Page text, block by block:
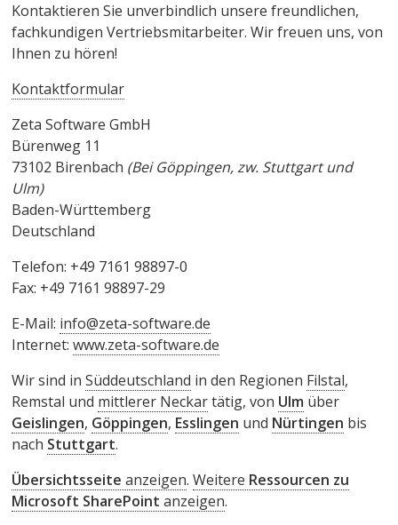
Kontaktieren Sie unverbindlich unsere freundlichen,
fachkundigen Vertriebsmitarbeiter. Wir freuen uns, von
Ihnen zu hören!
Kontaktformular
Zeta Software GmbH
Bürenweg 11
73102 Birenbach (Bei Göppingen, zw. Stuttgart und
Ulm)
Baden-Württemberg
Deutschland
Telefon: +49 7161 98897-0
Fax: +49 7161 98897-29
E-Mail: info@zeta-software.de
Internet:www.zeta-software.de
Wir sind inSüddeutschland in den Regionen Filstal,
Remstal und mittlerer Neckartätig, von Ulm über
Geislingen, Göppingen, Esslingen und Nürtingen bis
nach Stuttgart.
Übersichtsseite anzeigen.Weitere Ressourcen zu
Microsoft SharePoint anzeigen.